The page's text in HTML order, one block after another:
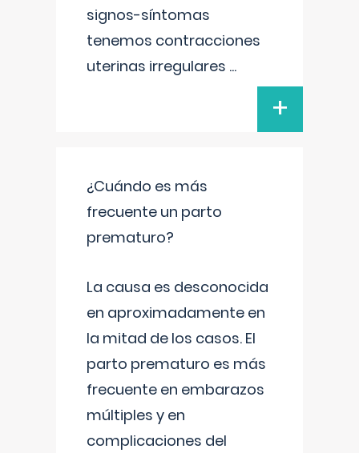
signos-síntomas
tenemos contracciones
uterinas irregulares ...
+
¿Cuándo es más
frecuente un parto
prematuro?
La causa es desconocida
en aproximadamente en
la mitad de los casos. El
parto prematuro es más
frecuente en embarazos
múltiples y en
complicaciones del